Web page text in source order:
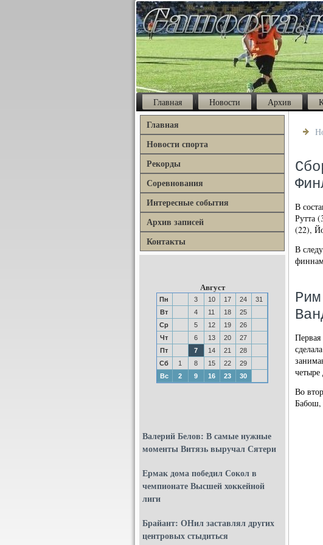
Главная Новости Архив
Главная
Новости спорта
Рекорды
Соревнования
Интересные события
Архив записей
Контакты
Август
Пн 3 10 17 24
31
Вт
4 11 18
25
Ср
5 12 19
26
Чт
6 13 20
27
Пт
7 14 21
28
Сб
1 8 15 22
29
Вс
2 9 16 23 30
Валерий Белов: В самые нужные
моменты Витязь выручал Сятери
Ермак дома победил Сокол в
чемпионате Высшей хоккейной
лиги
Брайант: ОНил заставлял других
центровых стыдиться
В
Рутта
(22),
В
Первая
Во
Бабош,